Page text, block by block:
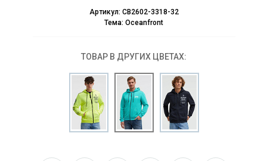
Артикул: CB2602-3318-32
Тема: Oceanfront
ТОВАР В ДРУГИХ ЦВЕТАХ: